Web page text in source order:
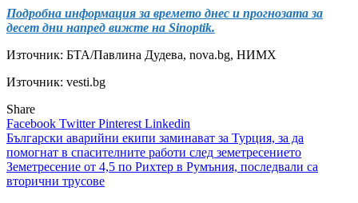
Подробна информация за времето днес и прогнозата за
десет дни напред вижте на Sinoptik.
Източник: БТА/Павлина Дудева, nova.bg, НИМХ
Източник: vesti.bg
Share
Facebook TwitterPinterest Linkedin
Навигация
Български аварийни екипи заминават за Турция, за да
помогнат в спасителните работи след земетресението
Земетресение от 4,5 по Рихтер в Румъния, последвали са
вторични трусове